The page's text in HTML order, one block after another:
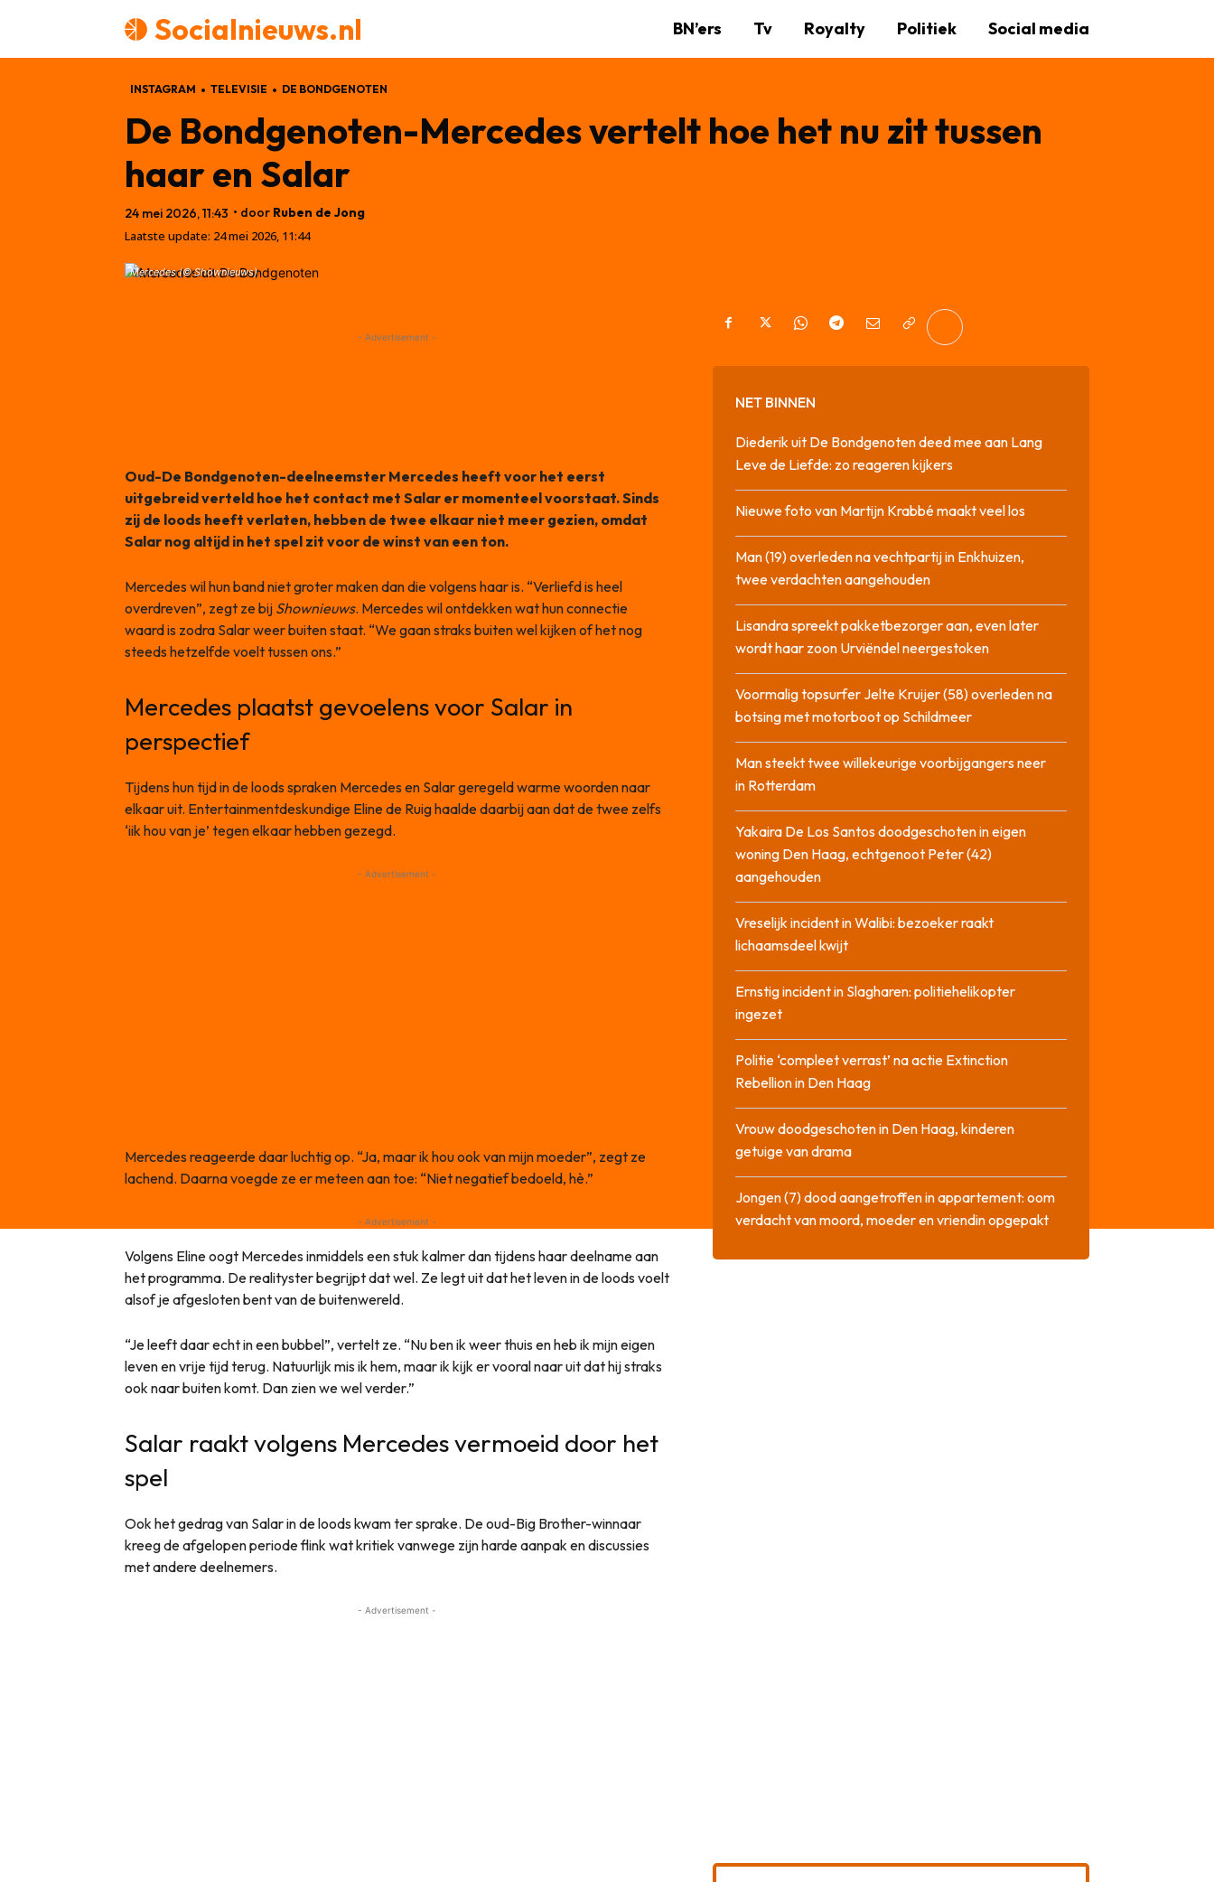
Socialnieuws.nl BN’ers Tv Royalty Politiek Social media
INSTAGRAM TELEVISIE DE BONDGENOTEN
De Bondgenoten-Mercedes vertelt hoe het nu zit tussen
haar en Salar
24 mei 2026, 11:43 • door Ruben de Jong
Laatste update: 24 mei 2026, 11:44
Mercedes (© Shownieuws)
- Advertisement -
Oud-De Bondgenoten-deelneemster Mercedes heeft voor het eerst
uitgebreid verteld hoe het contact met Salar er momenteel voorstaat. Sinds
zij de loods heeft verlaten, hebben de twee elkaar niet meer gezien, omdat
Salar nog altijd in het spel zit voor de winst van een ton.
Mercedes wil hun band niet groter maken dan die volgens haar is. “Verliefd is heel
overdreven”, zegt ze bij Shownieuws. Mercedes wil ontdekken wat hun connectie
waard is zodra Salar weer buiten staat. “We gaan straks buiten wel kijken of het nog
steeds hetzelfde voelt tussen ons.”
Mercedes plaatst gevoelens voor Salar in
perspectief
Tijdens hun tijd in de loods spraken Mercedes en Salar geregeld warme woorden naar
elkaar uit. Entertainmentdeskundige Eline de Ruig haalde daarbij aan dat de twee zelfs
‘iik hou van je’ tegen elkaar hebben gezegd.
- Advertisement -
Mercedes reageerde daar luchtig op. “Ja, maar ik hou ook van mijn moeder”, zegt ze
lachend. Daarna voegde ze er meteen aan toe: “Niet negatief bedoeld, hè.”
- Advertisement -
Volgens Eline oogt Mercedes inmiddels een stuk kalmer dan tijdens haar deelname aan
het programma. De realityster begrijpt dat wel. Ze legt uit dat het leven in de loods voelt
alsof je afgesloten bent van de buitenwereld.
“Je leeft daar echt in een bubbel”, vertelt ze. “Nu ben ik weer thuis en heb ik mijn eigen
leven en vrije tijd terug. Natuurlijk mis ik hem, maar ik kijk er vooral naar uit dat hij straks
ook naar buiten komt. Dan zien we wel verder.”
Salar raakt volgens Mercedes vermoeid door het
spel
Ook het gedrag van Salar in de loods kwam ter sprake. De oud-Big Brother-winnaar
kreeg de afgelopen periode flink wat kritiek vanwege zijn harde aanpak en discussies
met andere deelnemers.
- Advertisement -
NET BINNEN
Diederik uit De Bondgenoten deed mee aan Lang
Leve de Liefde: zo reageren kijkers
Nieuwe foto van Martijn Krabbé maakt veel los
Man (19) overleden na vechtpartij in Enkhuizen,
twee verdachten aangehouden
Lisandra spreekt pakketbezorger aan, even later
wordt haar zoon Urviëndel neergestoken
Voormalig topsurfer Jelte Kruijer (58) overleden na
botsing met motorboot op Schildmeer
Man steekt twee willekeurige voorbijgangers neer
in Rotterdam
Yakaira De Los Santos doodgeschoten in eigen
woning Den Haag, echtgenoot Peter (42)
aangehouden
Vreselijk incident in Walibi: bezoeker raakt
lichaamsdeel kwijt
Ernstig incident in Slagharen: politiehelikopter
ingezet
Politie ‘compleet verrast’ na actie Extinction
Rebellion in Den Haag
Vrouw doodgeschoten in Den Haag, kinderen
getuige van drama
Jongen (7) dood aangetroffen in appartement: oom
verdacht van moord, moeder en vriendin opgepakt